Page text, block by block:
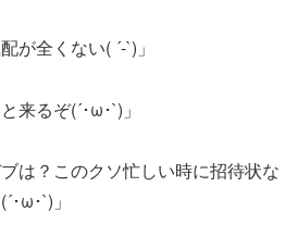
が全くない( ´-`)」
来るぞ(´･ω･`)」
は？このクソ忙しい時に招待状な
･ω･`)」